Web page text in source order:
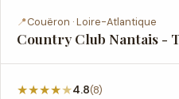
📍Couëron · Loire-Atlantique
Country Club Nantais -
★★★★★4.8(8)